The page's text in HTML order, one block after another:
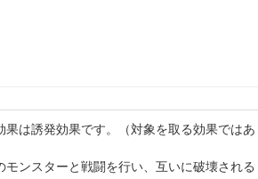
果は誘発効果です。（対象を取る効果ではあ
モンスターと戦闘を行い、互いに破壊される